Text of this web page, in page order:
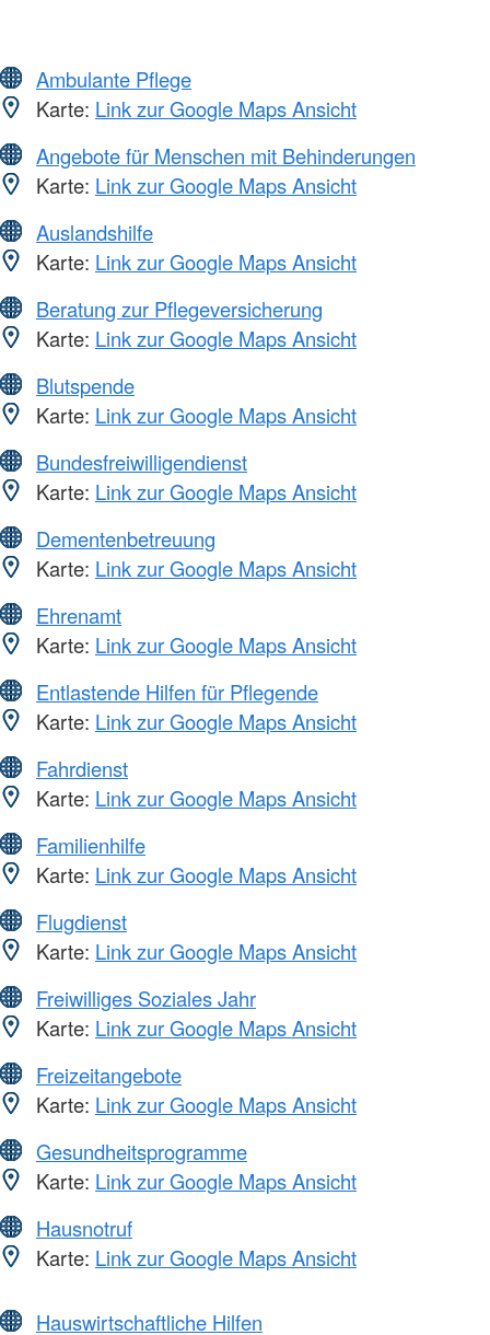
Ambulante Pflege
Karte: Link zur Google Maps Ansicht
Angebote für Menschen mit Behinderungen
Karte: Link zur Google Maps Ansicht
Auslandshilfe
Karte: Link zur Google Maps Ansicht
Beratung zur Pflegeversicherung
Karte: Link zur Google Maps Ansicht
Blutspende
Karte: Link zur Google Maps Ansicht
Bundesfreiwilligendienst
Karte: Link zur Google Maps Ansicht
Dementenbetreuung
Karte: Link zur Google Maps Ansicht
Ehrenamt
Karte: Link zur Google Maps Ansicht
Entlastende Hilfen für Pflegende
Karte: Link zur Google Maps Ansicht
Fahrdienst
Karte: Link zur Google Maps Ansicht
Familienhilfe
Karte: Link zur Google Maps Ansicht
Flugdienst
Karte: Link zur Google Maps Ansicht
Freiwilliges Soziales Jahr
Karte: Link zur Google Maps Ansicht
Freizeitangebote
Karte: Link zur Google Maps Ansicht
Gesundheitsprogramme
Karte: Link zur Google Maps Ansicht
Hausnotruf
Karte: Link zur Google Maps Ansicht
Hauswirtschaftliche Hilfen